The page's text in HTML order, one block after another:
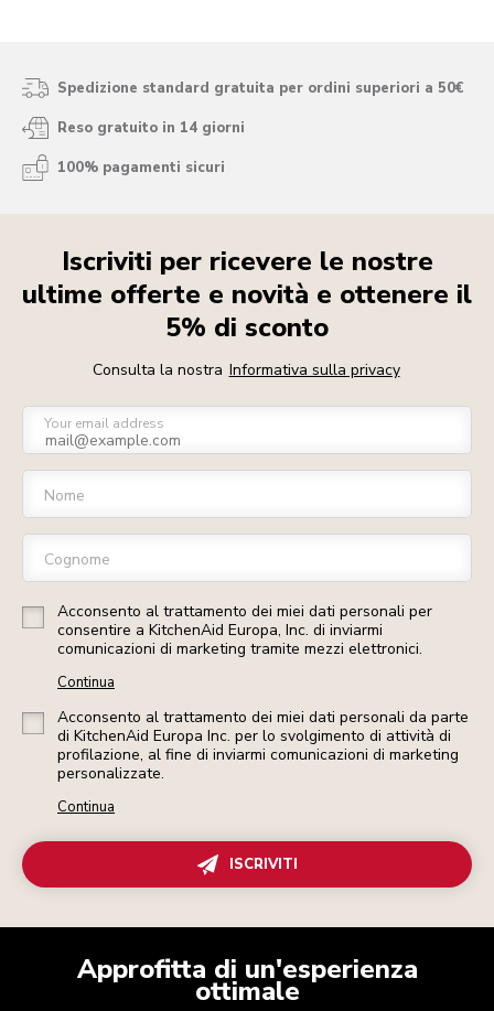
Spedizione standard gratuita per ordini superiori a 50€
Reso gratuito in 14 giorni
100% pagamenti sicuri
Iscriviti per ricevere le nostre
ultime offerte e novità e ottenere il
5% di sconto
Consulta la nostra Informativa sulla privacy
Your email address
Nome
Cognome
Acconsento al trattamento dei miei dati personali per
consentire a KitchenAid Europa, Inc. di inviarmi
comunicazioni di marketing tramite mezzi elettronici.
Continua
Acconsento al trattamento dei miei dati personali da parte
di KitchenAid Europa Inc. per lo svolgimento di attività di
profilazione, al fine di inviarmi comunicazioni di marketing
personalizzate.
Continua
ISCRIVITI
Approfitta di un'esperienza
ottimale